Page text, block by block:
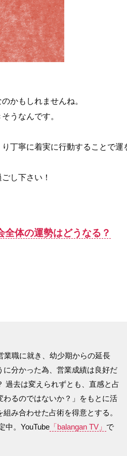
かもしれませんね。
うなんです。
丁寧に着実に行動することで運
し下さい！
体の運勢はどうなる？
業職に就き、幼少期からの延長
分かった為、営業成績は良好だ
過去は変えられずとも、直感と占
るのではないか？」をもとに活
み合わせた占術を得意とする。
中。YouTube 「balangan TV」 で